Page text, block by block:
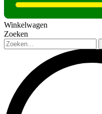
Winkelwagen
Zoeken
Zoeken: